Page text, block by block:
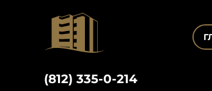
(812) 335-0-214